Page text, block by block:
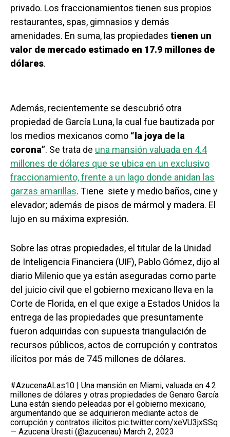
privado. Los fraccionamientos tienen sus propios
restaurantes, spas, gimnasios y demás
amenidades. En suma, las propiedades tienen un
valor de mercado estimado en 17.9 millones de
dólares.
Además, recientemente se descubrió otra
propiedad de García Luna, la cual fue bautizada por
los medios mexicanos como “la joya de la
corona”. Se trata de una mansión valuada en 4.4
millones de dólares que se ubica en un exclusivo
fraccionamiento, frente a un lago donde anidan las
garzas amarillas. Tiene siete y medio baños, cine y
elevador; además de pisos de mármol y madera. El
lujo en su máxima expresión.
Sobre las otras propiedades, el titular de la Unidad
de Inteligencia Financiera (UIF), Pablo Gómez, dijo al
diario Milenio que ya están aseguradas como parte
del juicio civil que el gobierno mexicano lleva en la
Corte de Florida, en el que exige a Estados Unidos la
entrega de las propiedades que presuntamente
fueron adquiridas con supuesta triangulación de
recursos públicos, actos de corrupción y contratos
ilícitos por más de 745 millones de dólares.
#AzucenaALas10 | Una mansión en Miami, valuada en 4.2
millones de dólares y otras propiedades de Genaro García
Luna están siendo peleadas por el gobierno mexicano,
argumentando que se adquirieron mediante actos de
corrupción y contratos ilícitos pic.twitter.com/xeVU3jxSSq
— Azucena Uresti (@azucenau) March 2, 2023